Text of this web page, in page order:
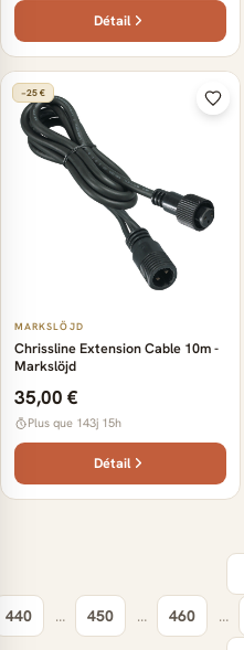
Détail
−25 €
MARKSLÖJD
Chrissline Extension Cable 10m -
Markslöjd
35,00 €
Plus que 143j 15h
Détail
440 … 450 … 460 …